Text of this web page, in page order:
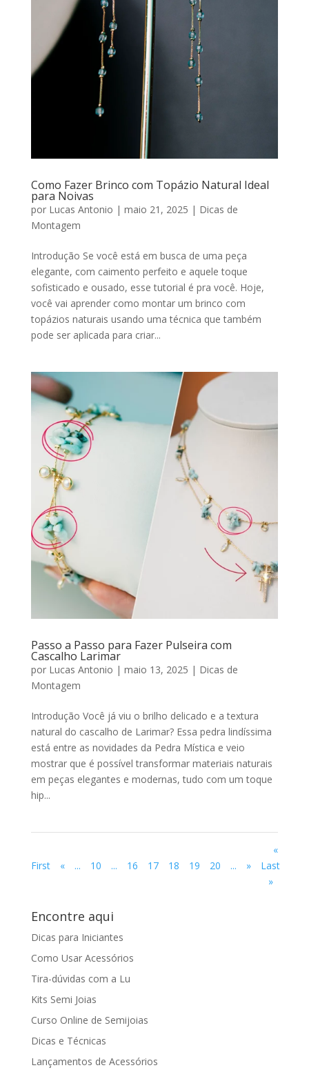
Como Fazer Brinco com Topázio Natural Ideal
para Noivas
por Lucas Antonio | maio 21, 2025 | Dicas de
Montagem
Introdução Se você está em busca de uma peça
elegante, com caimento perfeito e aquele toque
sofisticado e ousado, esse tutorial é pra você. Hoje,
você vai aprender como montar um brinco com
topázios naturais usando uma técnica que também
pode ser aplicada para criar...
Passo a Passo para Fazer Pulseira com
Cascalho Larimar
por Lucas Antonio | maio 13, 2025 | Dicas de
Montagem
Introdução Você já viu o brilho delicado e a textura
natural do cascalho de Larimar? Essa pedra lindíssima
está entre as novidades da Pedra Mística e veio
mostrar que é possível transformar materiais naturais
em peças elegantes e modernas, tudo com um toque
hip...
«
First
« ... 10 ... 16 17 18 19 20 ... »
Last
»
Encontre aqui
Dicas para Iniciantes
Como Usar Acessórios
Tira-dúvidas com a Lu
Kits Semi Joias
Curso Online de Semijoias
Dicas e Técnicas
Lançamentos de Acessórios